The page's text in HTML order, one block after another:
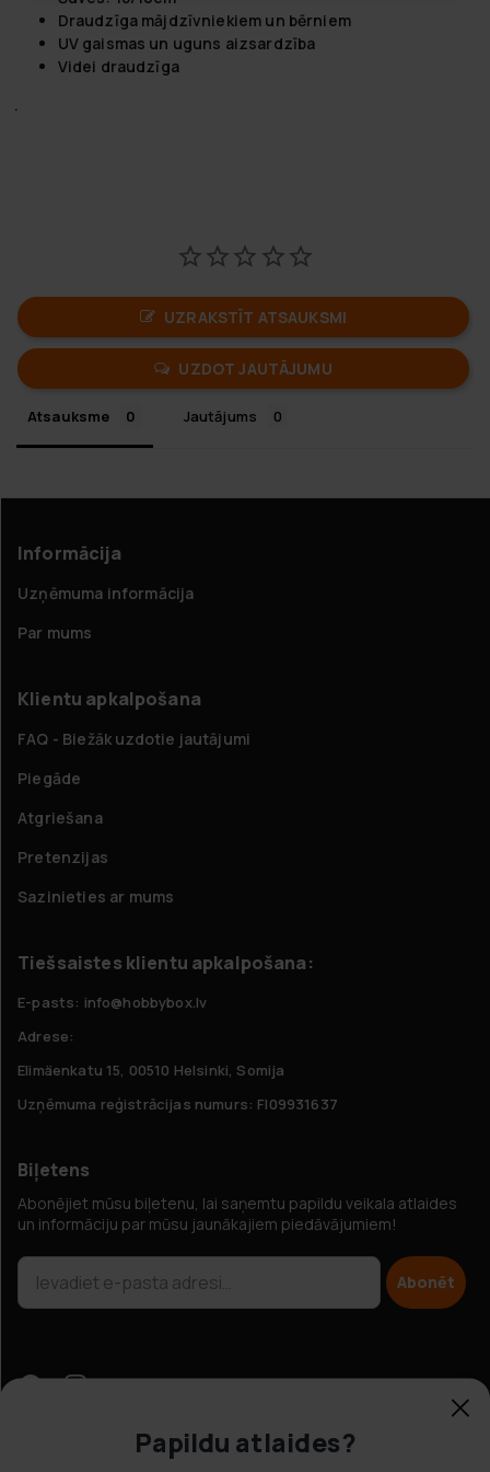
Draudzīga mājdzīvniekiem un bērniem
UV gaismas un uguns aizsardzība
Videi draudzīga
.
UZRAKSTĪT ATSAUKSMI
UZDOT JAUTĀJUMU
Atsauksme Jautājums
Informācija
Uzņēmuma informācija
Par mums
Klientu apkalpošana
FAQ - Biežāk uzdotie jautājumi
Piegāde
Atgriešana
Pretenzijas
Sazinieties ar mums
Tiešsaistes klientu apkalpošana:
E-pasts: info@hobbybox.lv
Adrese:
Elimäenkatu 15, 00510 Helsinki, Somija
Uzņēmuma reģistrācijas numurs: FI09931637
Biļetens
Abonējiet mūsu biļetenu, lai saņemtu papildu veikala atlaides
un informāciju par mūsu jaunākajiem piedāvājumiem!
Abonēt
Papildu atlaides?